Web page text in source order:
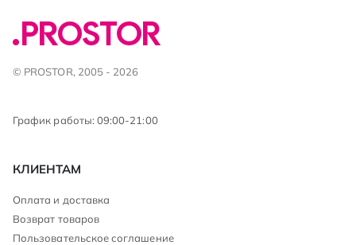
© PROSTOR, 2005 - 2026
График работы: 09:00-21:00
КЛИЕНТАМ
Оплата и доставка
Возврат товаров
Пользовательское соглашение